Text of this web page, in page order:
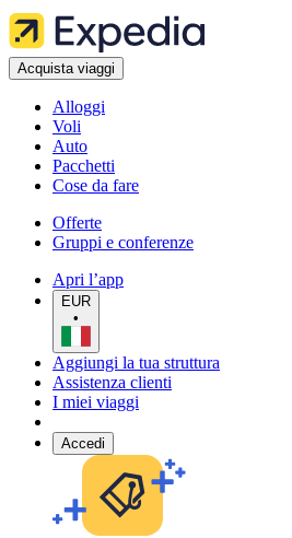
Acquista viaggi
Alloggi
Voli
Auto
Pacchetti
Cose da fare
Offerte
Gruppi e conferenze
Apri l’app
EUR
•
Aggiungi la tua struttura
Assistenza clienti
I miei viaggi
Accedi